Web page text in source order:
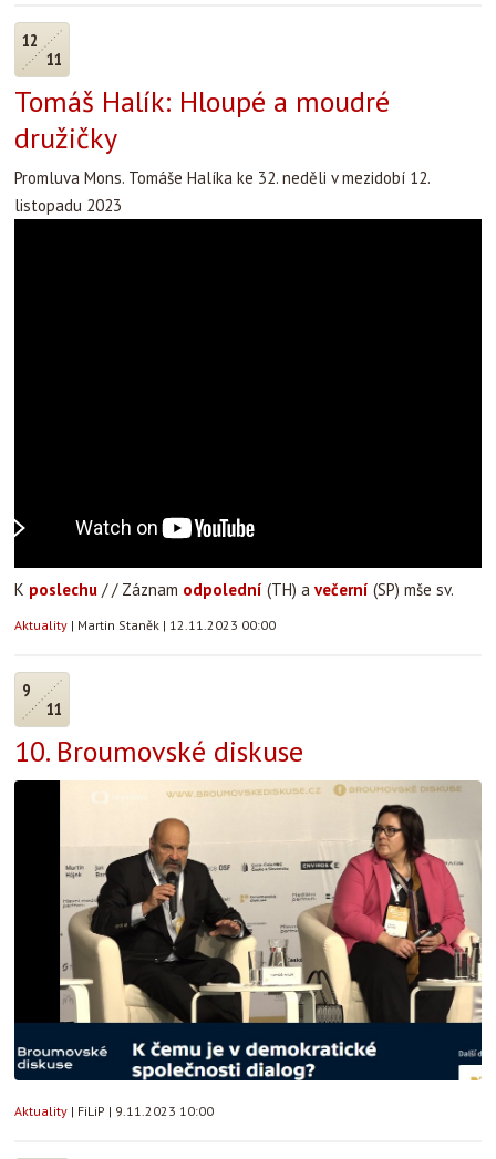
12
11
Tomáš Halík: Hloupé a moudré
družičky
Promluva Mons. Tomáše Halíka ke 32. neděli v mezidobí 12.
listopadu 2023
K poslechu / / Záznam odpolední (TH) a večerní (SP) mše sv.
Aktuality | Martin Staněk | 12.11.2023 00:00
9
11
10. Broumovské diskuse
Aktuality | FiLiP | 9.11.2023 10:00